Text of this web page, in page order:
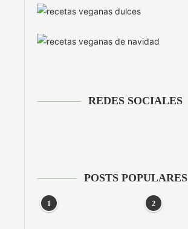
REDES SOCIALES
POSTS POPULARES
1 2